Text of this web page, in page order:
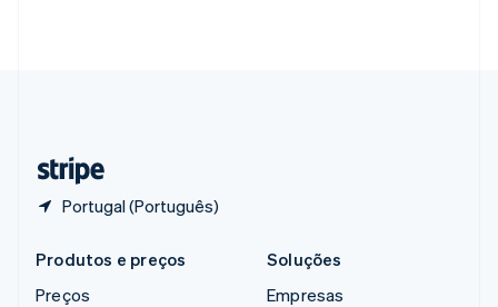
Portugal (Português)
Produtos e preços
Preços
Soluções
Empresas